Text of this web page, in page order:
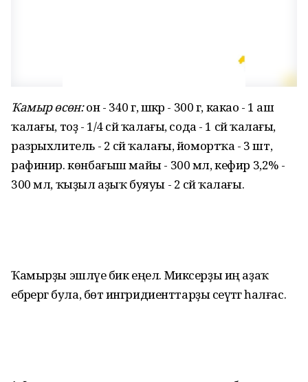
Ҡамыр өсөн:он - 340 г, шәкәр - 300 г, какао - 1 аш
ҡалағы, тоҙ - 1/4 сәй ҡалағы, сода - 1 сәй ҡалағы,
разрыхлитель - 2 сәй ҡалағы, йомортҡа - 3 шт,
рафинир. көнбағыш майы - 300 мл, кефир 3,2% -
300 мл, ҡыҙыл аҙыҡ буяуы - 2 сәй ҡалағы.
Ҡамырҙы эшләүе бик еңел. Миксерҙы иң аҙаҡ
ебәрергә була, бөтә ингридиенттарҙы сеүәтәгә һалғас.